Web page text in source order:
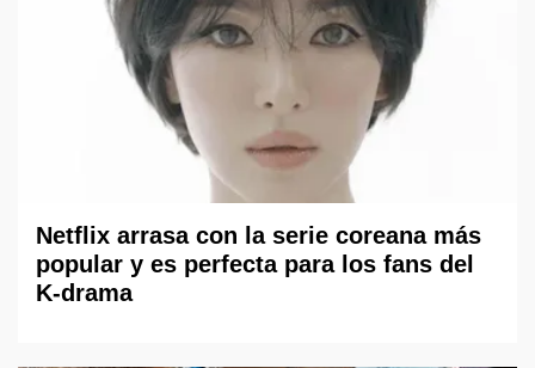
Netflix arrasa con la serie coreana más
popular y es perfecta para los fans del
K-drama